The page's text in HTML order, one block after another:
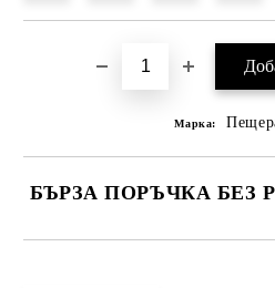
Марка:
БЪРЗА ПОРЪЧКА БЕЗ